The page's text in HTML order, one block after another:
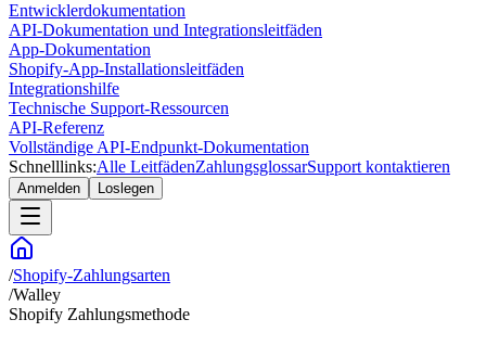
Entwicklerdokumentation
API-Dokumentation und Integrationsleitfäden
App-Dokumentation
Shopify-App-Installationsleitfäden
Integrationshilfe
Technische Support-Ressourcen
API-Referenz
Vollständige API-Endpunkt-Dokumentation
Schnelllinks:Alle LeitfädenZahlungsglossarSupport kontaktieren
Anmelden Loslegen
/Shopify-Zahlungsarten
/Walley
Shopify Zahlungsmethode